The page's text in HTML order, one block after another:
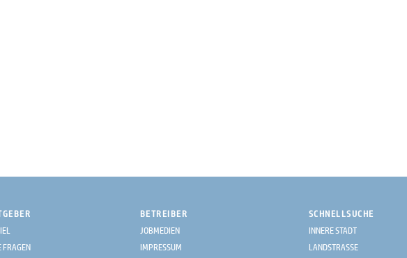
FRAGEN
BETREIBER
JOBMEDIEN
IMPRESSUM
SCHNELLSUCHE
INNERE STADT
LANDSTRASSE